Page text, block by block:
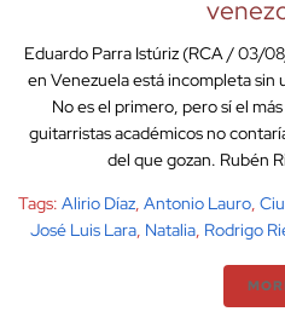
Eduardo Parra Istúriz (RCA / 03/
en Venezuela está incompleta
No es el primero, pero sí el
guitarristas académicos no
del que gozan. Rubén
Tags: Alirio Díaz, Antonio Lauro,
José Luis Lara, Natalia, Rodrigo